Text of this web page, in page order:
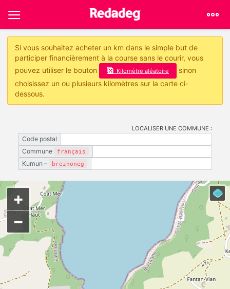
Si vous souhaitez acheter un km dans le simple but de
participer financièrement à la course sans le courir, vous
pouvez utiliser le bouton
Kilomètre aléatoire
sinon
choisissez un ou plusieurs kilomètres sur la carte ci-
dessous.
LOCALISER UNE COMMUNE :
Code postal
Commune
français
Kumun – brezhoneg
+
−